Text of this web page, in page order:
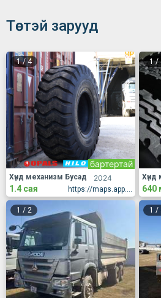
Төстэй зарууд
1/ 4
2024
бартертай
https://maps.app.goo.gl/18YWeTpZDhW2wZQE9
Хүнд механизм Бусад
1.4 сая
1/
Хүнд
640
1 / 2 1 /